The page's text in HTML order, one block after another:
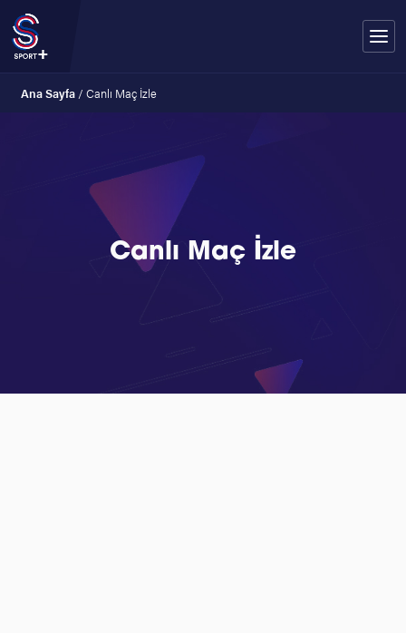
Ana Sayfa/ Canlı Maç İzle
Canlı Maç İzle